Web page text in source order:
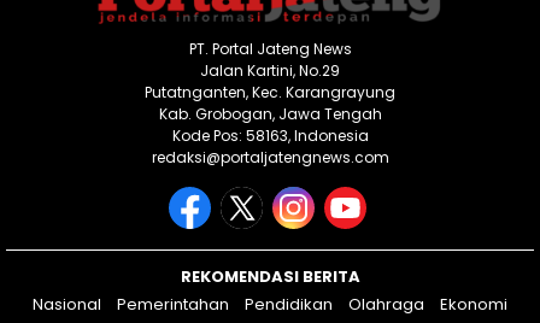
PT. Portal Jateng News
Jalan Kartini, No.29
Putatnganten, Kec. Karangrayung
Kab. Grobogan, Jawa Tengah
Kode Pos: 58163, Indonesia
redaksi@portaljatengnews.com
REKOMENDASI BERITA
Nasional
Pemerintahan Pendidikan Olahraga
Ekonomi